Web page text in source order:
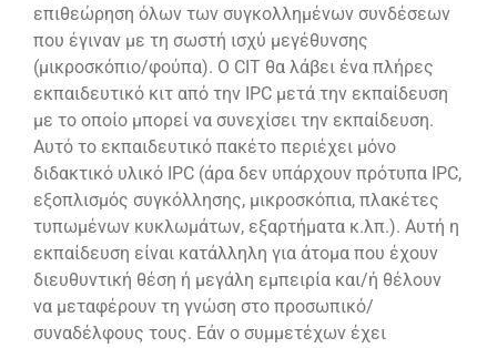
επιθεώρηση όλων των συγκολλημένων συνδέσεων
που έγιναν με τη σωστή ισχύ μεγέθυνσης
(μικροσκόπιο/φούπα). Ο CIT θα λάβει ένα πλήρες
εκπαιδευτικό κιτ από την IPC μετά την εκπαίδευση
με το οποίο μπορεί να συνεχίσει την εκπαίδευση.
Αυτό το εκπαιδευτικό πακέτο περιέχει μόνο
διδακτικό υλικό IPC (άρα δεν υπάρχουν πρότυπα IPC,
εξοπλισμός συγκόλλησης, μικροσκόπια, πλακέτες
τυπωμένων κυκλωμάτων, εξαρτήματα κ.λπ.). Αυτή η
εκπαίδευση είναι κατάλληλη για άτομα που έχουν
διευθυντική θέση ή μεγάλη εμπειρία και/ή θέλουν
να μεταφέρουν τη γνώση στο προσωπικό/
συναδέλφους τους. Εάν ο συμμετέχων έχει